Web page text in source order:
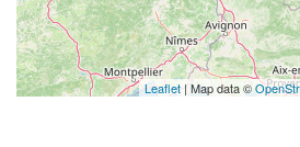
Leaflet | Map data ©